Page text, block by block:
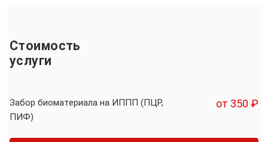
Стоимость
услуги
Забор биоматериала на ИППП (ПЦР,
ПИФ)
от 350 ₽